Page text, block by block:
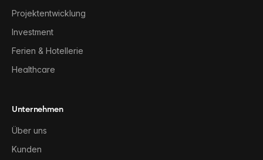
Projektentwicklung
Investment
Ferien & Hotellerie
Healthcare
Unternehmen
Über uns
Kunden